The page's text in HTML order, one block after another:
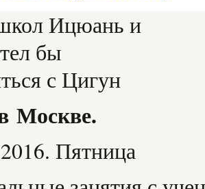
Москве.
Пятница